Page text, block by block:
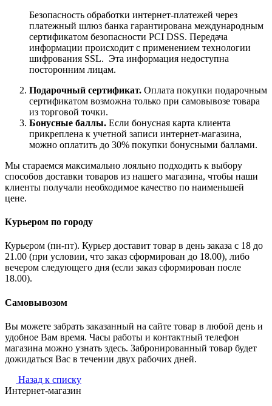
Безопасность обработки интернет-платежей через
платежный шлюз банка гарантирована международным
сертификатом безопасности PCI DSS. Передача
информации происходит с применением технологии
шифрования SSL. Эта информация недоступна
посторонним лицам.
Подарочный сертификат. Оплата покупки подарочным
сертификатом возможна только при самовывозе товара
из торговой точки.
Бонусные баллы. Если бонусная карта клиента
прикреплена к учетной записи интернет-магазина,
можно оплатить до 30% покупки бонусными баллами.
Мы стараемся максимально лояльно подходить к выбору
способов доставки товаров из нашего магазина, чтобы наши
клиенты получали необходимое качество по наименьшей
цене.
Курьером по городу
Курьером (пн-пт). Курьер доставит товар в день заказа с 18 до
21.00 (при условии, что заказ сформирован до 18.00), либо
вечером следующего дня (если заказ сформирован после
18.00).
Самовывозом
Вы можете забрать заказанный на сайте товар в любой день и
удобное Вам время. Часы работы и контактный телефон
магазина можно узнать здесь. Забронированный товар будет
дожидаться Вас в течении двух рабочих дней.
Назад к списку
Интернет-магазин